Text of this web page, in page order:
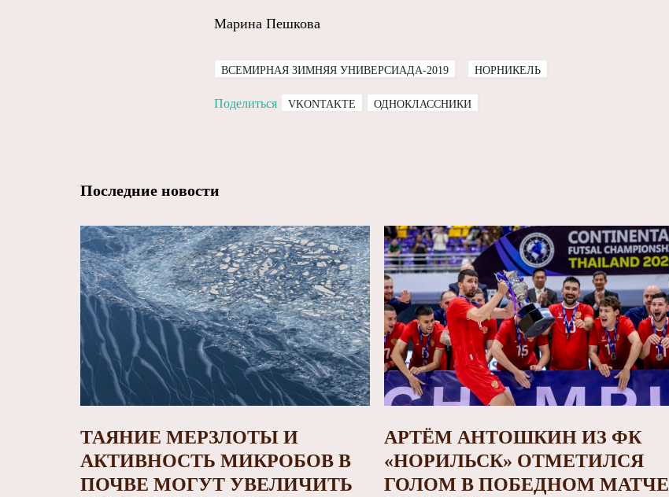
Марина Пешкова
ВСЕМИРНАЯ ЗИМНЯЯ УНИВЕРСИАДА-2019 НОРНИКЕЛЬ
Поделиться VKONTAKTE ОДНОКЛАССНИКИ
Последние новости
ТАЯНИЕ МЕРЗЛОТЫ И
АКТИВНОСТЬ МИКРОБОВ В
ПОЧВЕ МОГУТ УВЕЛИЧИТЬ
АРТЁМ АНТОШКИН ИЗ ФК
«НОРИЛЬСК» ОТМЕТИЛСЯ
ГОЛОМ В ПОБЕДНОМ МАТЧЕ